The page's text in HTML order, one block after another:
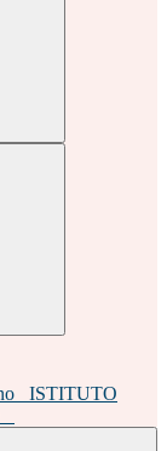
ISTITUTO